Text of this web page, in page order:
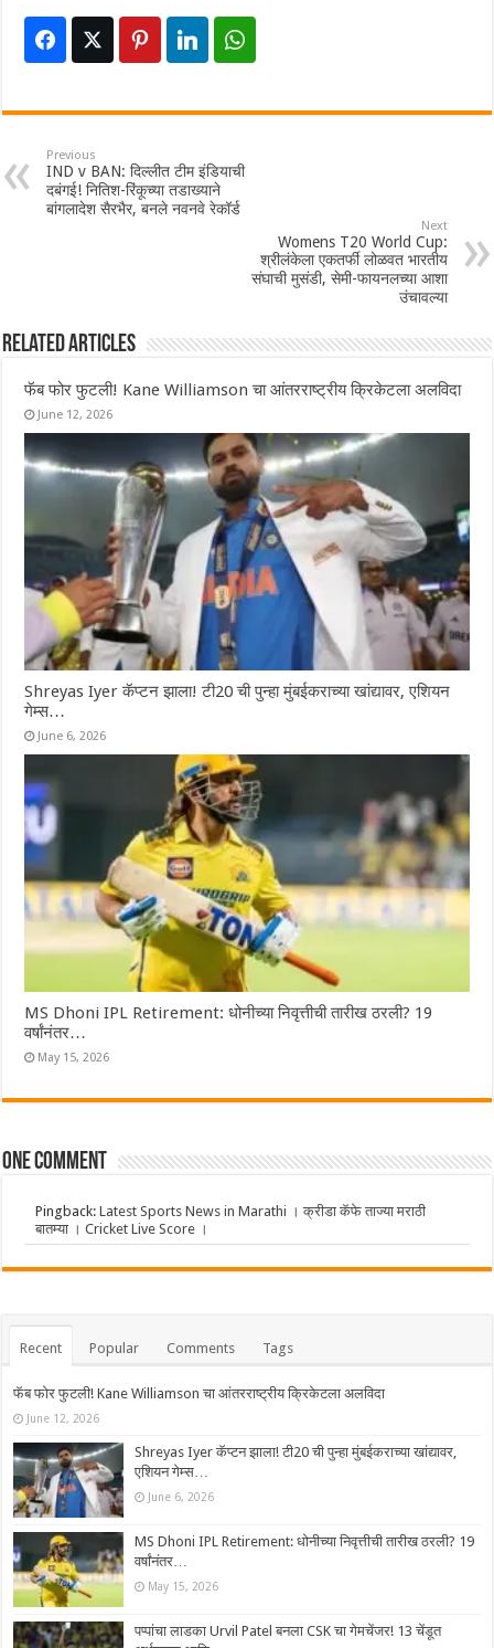
Previous
IND v BAN: दिल्लीत‌ टीम इंडियाची
दबंगई! नितिश-रिंकूच्या तडाख्याने
बांगलादेश सैरभैर, बनले नवनवे रेकॉर्ड
Next
Womens T20 World Cup:
श्रीलंकेला एकतर्फी लोळवत भारतीय
संघाची मुसंडी, सेमी-फायनलच्या आशा
उंचावल्या
Related Articles
फॅब फोर फुटली! Kane Williamson चा आंतरराष्ट्रीय क्रिकेटला अलविदा
June 12, 2026
Shreyas Iyer कॅप्टन झाला! टी20 ची पुन्हा मुंबईकराच्या खांद्यावर, एशियन
गेम्स…
June 6, 2026
MS Dhoni IPL Retirement: धोनीच्या निवृत्तीची तारीख ठरली? 19
वर्षांनंतर…
May 15, 2026
One comment
Pingback:Latest Sports News in Marathi । क्रीडा कॅफे ताज्या मराठी
बातम्या । Cricket Live Score ।
Recent Popular Comments Tags
फॅब फोर फुटली! Kane Williamson चा आंतरराष्ट्रीय क्रिकेटला अलविदा
June 12, 2026
Shreyas Iyer कॅप्टन झाला! टी20 ची पुन्हा मुंबईकराच्या खांद्यावर,
एशियन गेम्स…
June 6, 2026
MS Dhoni IPL Retirement: धोनीच्या निवृत्तीची तारीख ठरली? 19
वर्षांनंतर…
May 15, 2026
पप्पांचा लाडका Urvil Patel बनला CSK चा गेमचेंजर! 13 चेंडूत